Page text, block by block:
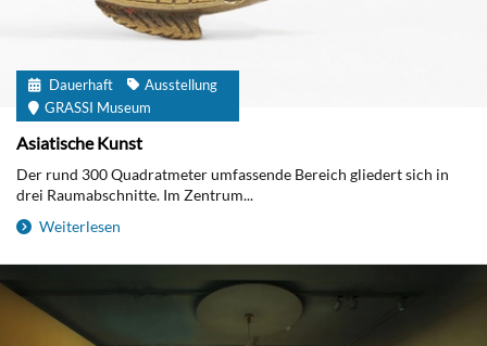
Dauerhaft
Ausstellung
GRASSI Museum
Asiatische Kunst
Der rund 300 Quadratmeter umfassende Bereich gliedert sich in
drei Raumabschnitte. Im Zentrum...
Weiterlesen